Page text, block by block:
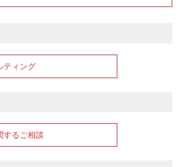
ティング
するご相談